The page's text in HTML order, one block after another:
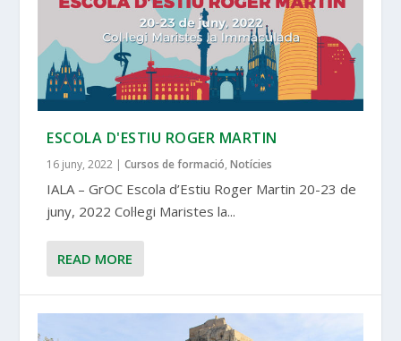
ESCOLA D'ESTIU ROGER MARTIN
16 juny, 2022 |Cursos de formació,Notícies
IALA – GrOC Escola d’Estiu Roger Martin 20-23 de
juny, 2022 Col·legi Maristes la...
READ MORE